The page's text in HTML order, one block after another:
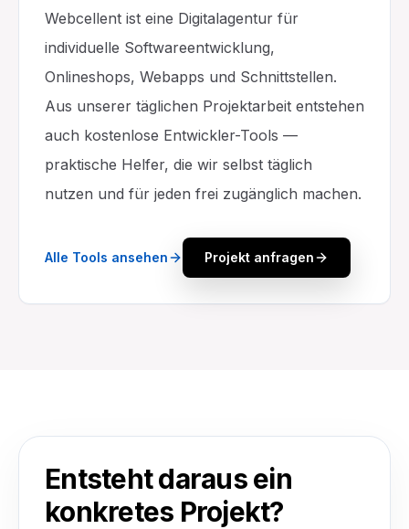
Webcellent ist eine Digitalagentur für
individuelle Softwareentwicklung,
Onlineshops, Webapps und Schnittstellen.
Aus unserer täglichen Projektarbeit entstehen
auch kostenlose Entwickler-Tools —
praktische Helfer, die wir selbst täglich
nutzen und für jeden frei zugänglich machen.
Alle Tools ansehen Projekt anfragen
Entsteht daraus ein
konkretes Projekt?